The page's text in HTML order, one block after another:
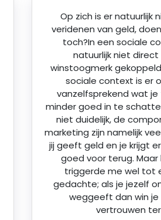
Op zich is er natuurlijk
veridenen van geld,
toch?In een sociale
natuurlijk niet
winstoogmerk
sociale context is er
vanzelfsprekend wat je
minder goed in te
niet duidelijk, de
marketing zijn namelijk
jij geeft geld en je krijgt
goed voor terug.
triggerde me wel tot
gedachte; als je jezelf
weggeeft dan win je
vertrouwen